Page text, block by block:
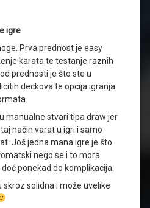
igre
Prva prednost je easy
karata te testanje raznih
prednosti je što ste u
deckova te opcija igranja
manualne stvari tipa draw jer
način varat u igri i samo
Još jedna mana igre je što
nego se i to mora
ponekad do komplikacija.
skroz solidna i može uvelike